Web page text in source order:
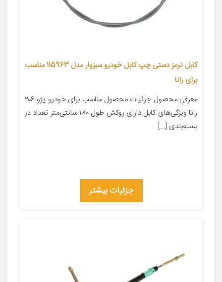
کابل ترمز دستی چپ کابل خودرو سبزوار مدل 115963 مناسب
برای رانا
معرفی محصول جزئیات محصول مناسب برای خودرو پژو ۲۰۶
رانا ویژگی‌های کابل دارای روکش طول ۱۸۰ سانتی‌متر تعداد در
بسته‌بندی […]
جزئیات بیشتر